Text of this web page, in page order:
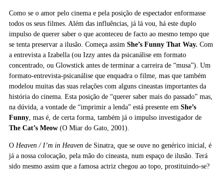
Como se o amor pelo cinema e pela posição de espectador enformasse
todos os seus filmes. Além das influências, já lá vou, há este duplo
impulso de querer saber o que aconteceu de facto ao mesmo tempo que
se tenta preservar a ilusão. Começa assim She’s Funny That Way. Com
a entrevista a Izabella (ou Izzy antes da psicanálise em formato
concentrado, ou Glowstick antes de terminar a carreira de “musa”). Um
formato-entrevista-psicanálise que enquadra o filme, mas que também
modelou muitas das suas relações com alguns cineastas importantes da
história do cinema. Esta posição de “querer saber mais do passado” mas,
na dúvida, a vontade de “imprimir a lenda” está presente em She’s
Funny , mas é, de certa forma, também já o impulso investigador de
The Cat’s Meow (O Miar do Gato, 2001).
O Heaven / I’m in Heaven de Sinatra que se ouve no genérico inicial, é
já a nossa colocação, pela mão do cineasta, num espaço de ilusão. Terá
sido mesmo assim que a famosa actriz chegou ao topo, prostituindo-se?